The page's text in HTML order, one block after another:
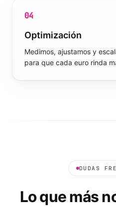
04
Optimización
Medimos, ajustamos y
para que cada euro rinda
DUDAS
Lo que más